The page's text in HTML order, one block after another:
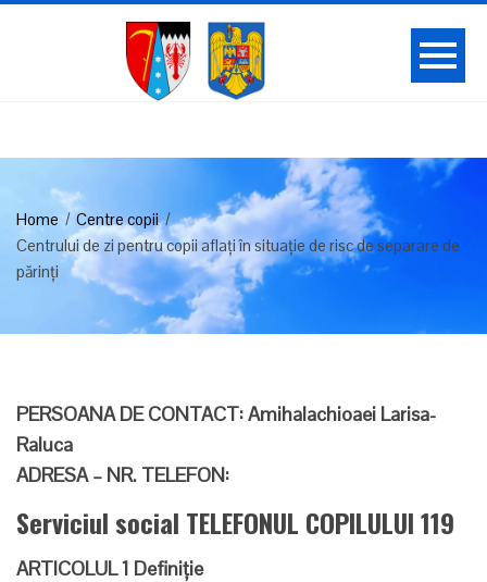
Home
Centre copii
Centrului de zi pentru copii aflați în situație de risc de separare de
părinți
PERSOANA DE CONTACT: Amihalachioaei Larisa-
Raluca
ADRESA – NR. TELEFON:
Serviciul social TELEFONUL COPILULUI 119
ARTICOLUL 1 Definiţie